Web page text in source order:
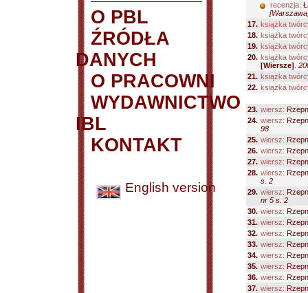
O PBL
ŹRÓDŁA
DANYCH
O PRACOWNI
WYDAWNICTWO
IBL
KONTAKT
English version
recenzja:
17. książka
18. książka
19. książka
20. książka
[Wiersze]
21. książka
22. książka
23. wiersz:
24. wiersz:
98
25. wiersz:
26. wiersz:
27. wiersz:
28. wiersz:
s. 2
29. wiersz:
nr 5 s. 2
30. wiersz:
31. wiersz:
32. wiersz:
33. wiersz:
34. wiersz:
35. wiersz:
36. wiersz:
37. wiersz: